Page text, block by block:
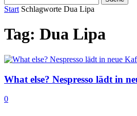
Start Schlagworte Dua Lipa
Tag: Dua Lipa
What else? Nespresso lädt in
0